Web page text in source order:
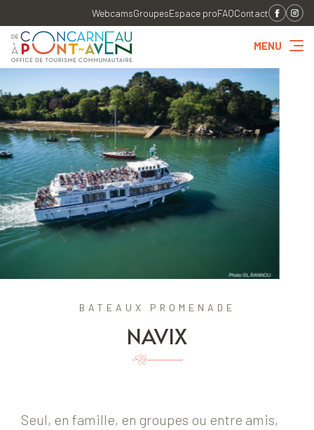
WebcamsGroupesEspace proFAQContact
MENU
BATEAUX PROMENADE
NAVIX
Seul, en famille, en groupes ou entre amis,